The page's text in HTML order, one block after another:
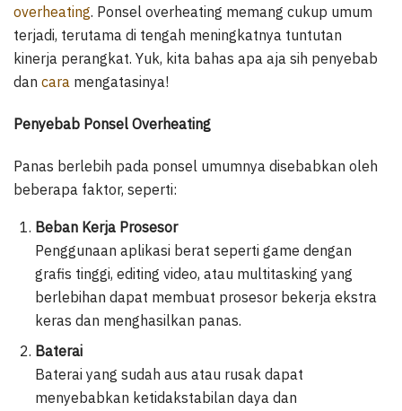
overheating. Ponsel overheating memang cukup umum
terjadi, terutama di tengah meningkatnya tuntutan
kinerja perangkat. Yuk, kita bahas apa aja sih penyebab
dan cara mengatasinya!
Penyebab Ponsel Overheating
Panas berlebih pada ponsel umumnya disebabkan oleh
beberapa faktor, seperti:
Beban Kerja Prosesor
Penggunaan aplikasi berat seperti game dengan
grafis tinggi, editing video, atau multitasking yang
berlebihan dapat membuat prosesor bekerja ekstra
keras dan menghasilkan panas.
Baterai
Baterai yang sudah aus atau rusak dapat
menyebabkan ketidakstabilan daya dan